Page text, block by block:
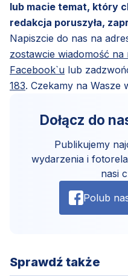
lub macie temat, który
redakcja poruszyła,
Napiszcie do nas na
zostawcie wiadomość na
Facebook`u lub
183. Czekamy na Wasze
Dołącz do
Publikujemy
wydarzenia i
nasi
Polub
Sprawdź także